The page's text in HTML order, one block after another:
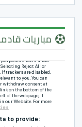
مباريات